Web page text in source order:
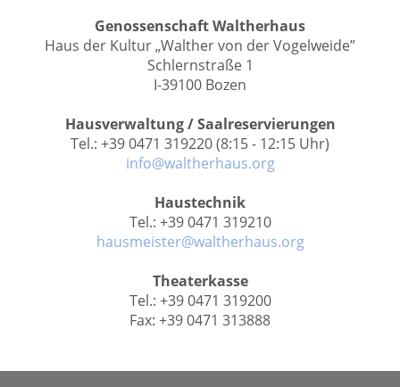
Genossenschaft Waltherhaus
Haus der Kultur „Walther von der Vogelweide”
Schlernstraße 1
I-39100 Bozen
Hausverwaltung / Saalreservierungen
Tel.: +39 0471 319220 (8:15 - 12:15 Uhr)
info@waltherhaus.org
Haustechnik
Tel.: +39 0471 319210
hausmeister@waltherhaus.org
Theaterkasse
Tel.: +39 0471 319200
Fax: +39 0471 313888